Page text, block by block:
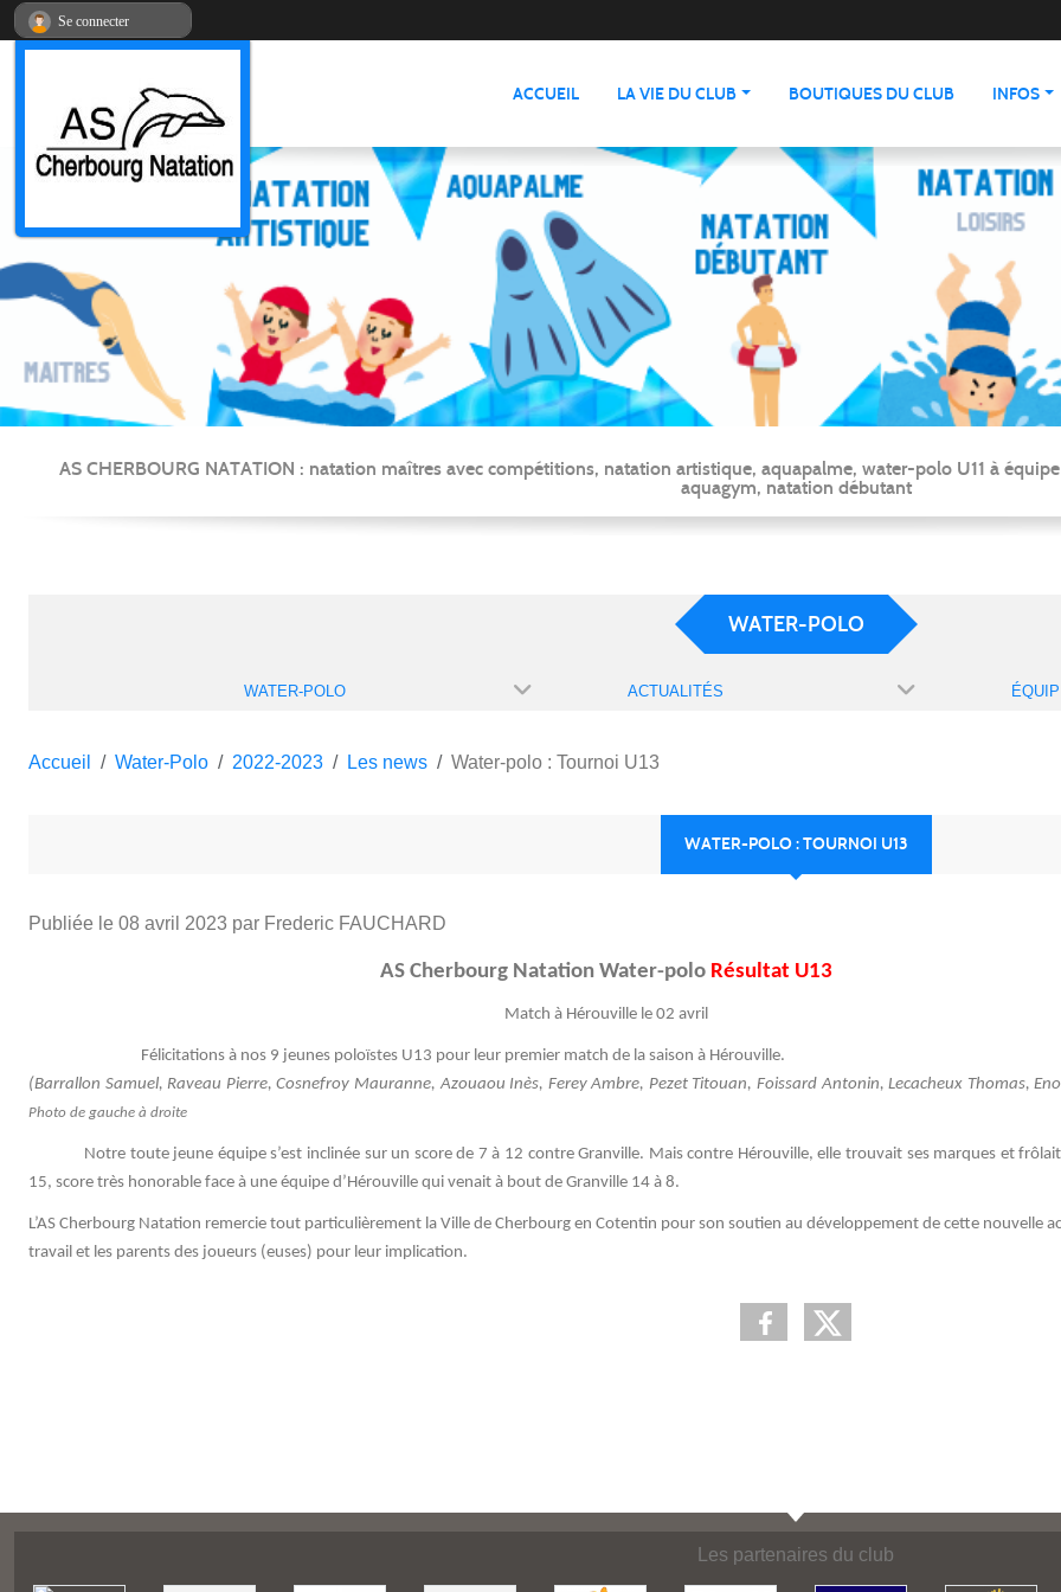
ACCUEIL LA VIE DU CLUB BOUTIQUES DU CLUB INFOS
AS CHERBOURG NATATION : natation maîtres avec compétitions, natation artistique, aquapalme, water-polo U11 à
aquagym, natation débutant
WATER-POLO
WATER-POLO ACTUALITÉS
Accueil Water-Polo 2022-2023 Les news Water-polo : Tournoi U13
WATER-POLO : TOURNOI U13
Publiée le 08 avril 2023 par Frederic FAUCHARD
AS Cherbourg Natation Water-polo Résultat U13
Match à Hérouville le 02 avril
Félicitations à nos 9 jeunes poloïstes U13 pour leur premier match de la saison à Hérouville.
(Barrallon Samuel, Raveau Pierre, Cosnefroy Mauranne, Azouaou Inès, Ferey Ambre, Pezet Titouan, Foissard Antonin, Lecacheux Thomas,
Photo de gauche à droite
Notre toute jeune équipe s’est inclinée sur un score de 7 à 12 contre Granville. Mais contre Hérouville, elle trouvait ses marques et
15, score très honorable face à une équipe d’Hérouville qui venait à bout de Granville 14 à 8.
L’AS Cherbourg Natation remercie tout particulièrement la Ville de Cherbourg en Cotentin pour son soutien au développement de cette nouvelle
travail et les parents des joueurs (euses) pour leur implication.
Les partenaires du club
Se connecter
Panneau de gestion des cookies